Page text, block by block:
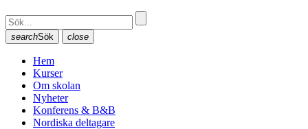
searchSök close
Hem
Kurser
Om skolan
Nyheter
Konferens & B&B
Nordiska deltagare